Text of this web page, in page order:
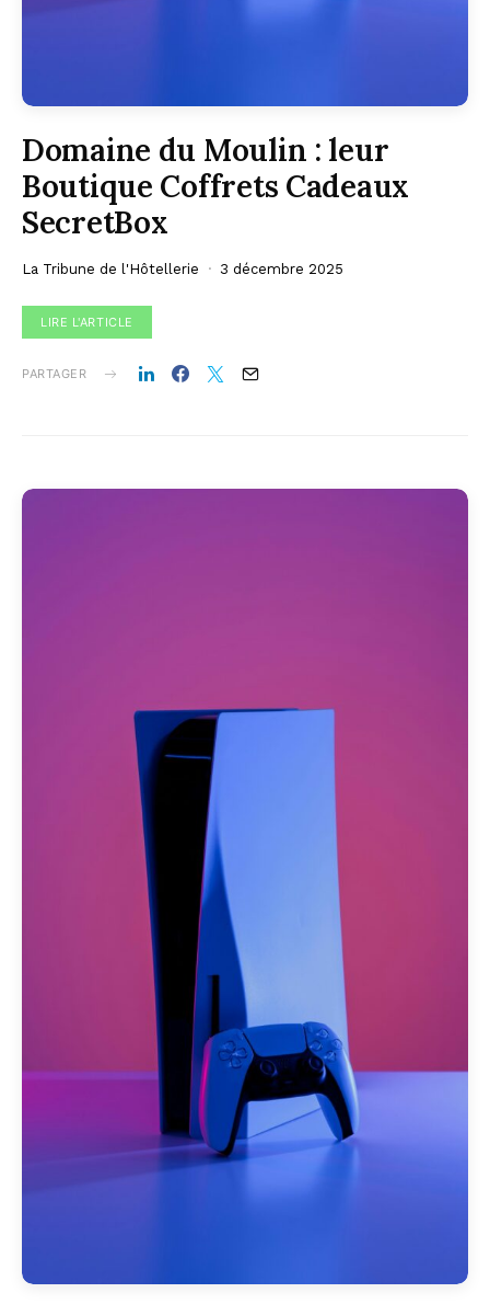
Domaine du Moulin : leur
Boutique Coffrets Cadeaux
SecretBox
La Tribune de l'Hôtellerie 3 décembre 2025
LIRE L'ARTICLE
PARTAGER